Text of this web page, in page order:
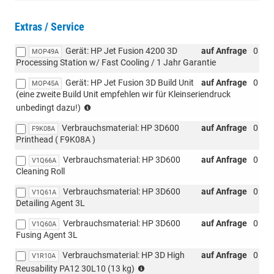
Extras / Service
MOP49A 0
auf Anfrage
Gerät: HP Jet Fusion 4200 3D
Processing Station w/ Fast Cooling / 1 Jahr Garantie
MOP45A 0
auf Anfrage
Gerät: HP Jet Fusion 3D Build Unit
(eine zweite Build Unit empfehlen wir für Kleinseriendruck
unbedingt dazu!)
Build-
Unit
der
Station
vom
wird,
könne
F9K08A 0
auf Anfrage
Verbrauchsmaterial: HP 3D600
Printhead ( F9K08A )
V1Q66A 0
auf Anfrage
Verbrauchsmaterial: HP 3D600
Cleaning Roll
V1Q61A 0
auf Anfrage
Verbrauchsmaterial: HP 3D600
Detailing Agent 3L
V1Q60A 0
auf Anfrage
Verbrauchsmaterial: HP 3D600
Fusing Agent 3L
V1R10A 0
auf Anfrage
Verbrauchsmaterial: HP 3D High
Reusability PA12 30L10 (13 kg)